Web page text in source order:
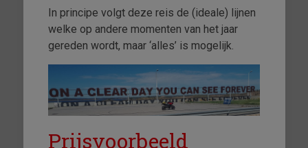
In principe volgt deze reis de (ideale) lijnen
welke op andere momenten van het jaar
gereden wordt, maar ‘alles’ is mogelijk.
Prijsvoorbeeld